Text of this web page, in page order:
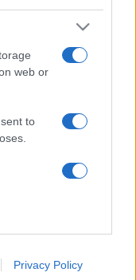
web or
to
web or
Privacy Policy
helyén egy
kapcsolatot
Tóth Rita